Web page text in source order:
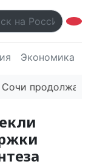
Экономика
продолжает